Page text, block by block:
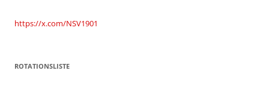
https://x.com/NSV1901
ROTATIONSLISTE